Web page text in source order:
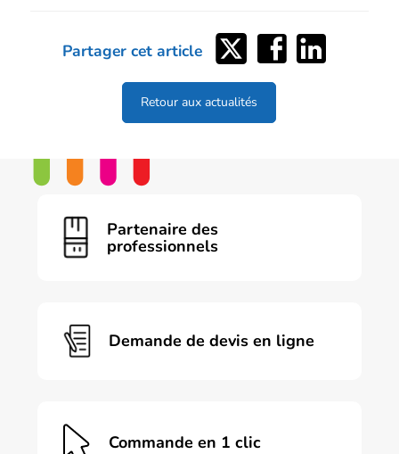
Partager cet article
Partager
sur
Twitter
Partager
sur
Facebook
Partager
sur
Retour aux actualités
Partenaire des
professionnels
Demande de devis en ligne
Commande en 1 clic